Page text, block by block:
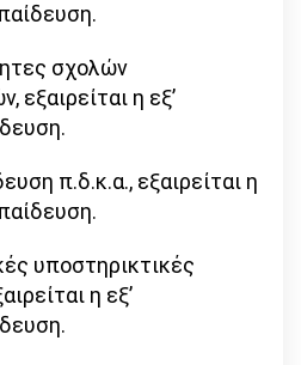
σχολών
εξαιρείται η εξ’
π.δ.κ.α., εξαιρείται η
υποστηρικτικές
η εξ’